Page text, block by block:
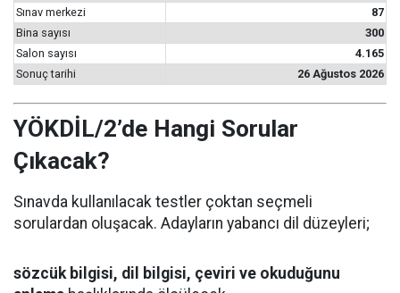
Sınav merkezi
87
Bina sayısı
300
Salon sayısı
4.165
Sonuç tarihi
26 Ağustos 2026
YÖKDİL/2’de Hangi Sorular
Çıkacak?
Sınavda kullanılacak testler çoktan seçmeli
sorulardan oluşacak. Adayların yabancı dil düzeyleri;
sözcük bilgisi, dil bilgisi, çeviri ve okuduğunu